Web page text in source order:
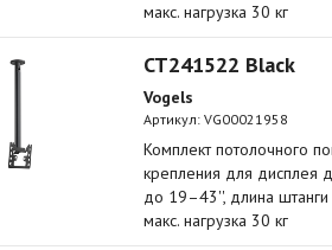
макс. нагрузка 30 кг
CT241522 Black
Vogels
Артикул: VG00021958
Комплект потолочного
крепления для дисплея
до 19–43'', длина
макс. нагрузка 30 кг